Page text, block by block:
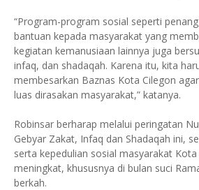
“Program-program sosial seperti
bantuan kepada masyarakat yang
kegiatan kemanusiaan lainnya juga
infaq, dan shadaqah. Karena itu, kita
membesarkan Baznas Kota Cilegon
luas dirasakan masyarakat,” katanya.
Robinsar berharap melalui peringatan
Gebyar Zakat, Infaq dan Shadaqah ini,
serta kepedulian sosial masyarakat
meningkat, khususnya di bulan suci
berkah.